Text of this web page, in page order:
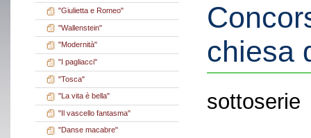
"Giulietta e Romeo"
"Wallenstein"
"Modernità"
"I pagliacci"
"Tosca"
"La vita è bella"
"Il vascello fantasma"
"Danse macabre"
chiesa
sottoserie